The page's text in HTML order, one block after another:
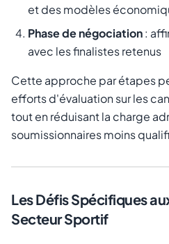
et des modèles
Phase de négociation:
avec les finalistes retenus
Cette approche par étapes
efforts d'évaluation sur les
tout en réduisant la charge
soumissionnaires moins
Les Défis Spécifiques
Secteur Sportif